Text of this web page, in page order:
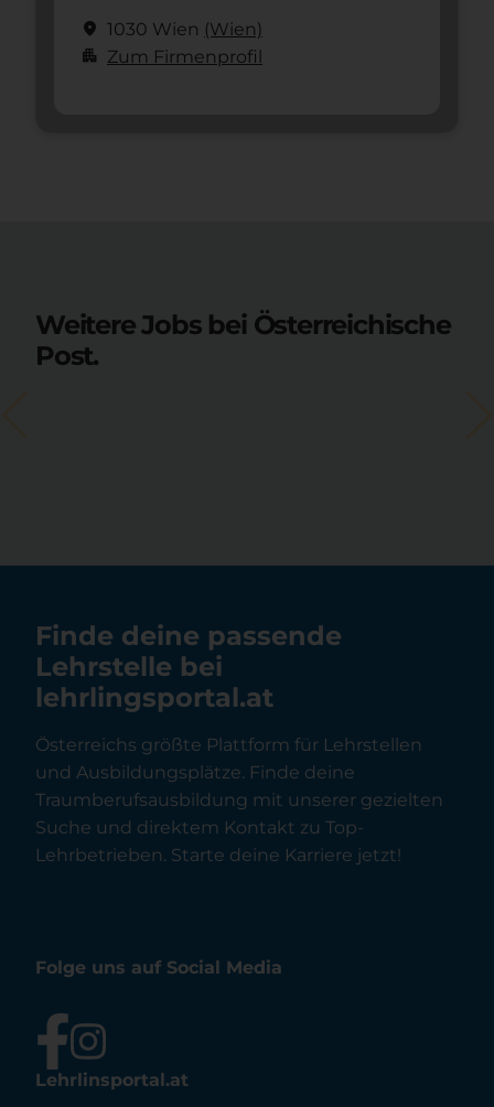
location_on 1030 Wien (Wien)
apartment Zum Firmenprofil
Weitere Jobs bei Österreichische
Post.
Finde deine passende
Lehrstelle bei
lehrlingsportal.at
Österreichs größte Plattform für Lehrstellen
und Ausbildungsplätze. Finde deine
Traumberufsausbildung mit unserer gezielten
Suche und direktem Kontakt zu Top-
Lehrbetrieben. Starte deine Karriere jetzt!
Folge uns auf Social Media
Lehrlinsportal.at